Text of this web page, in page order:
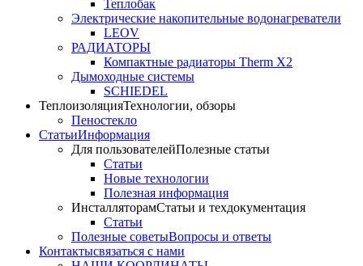
Теплобак
Электрические накопительные водонагреватели
LEOV
РАДИАТОРЫ
Компактные радиаторы Therm X2
Дымоходные системы
SCHIEDEL
ТеплоизоляцияТехнологии, обзоры
Пеностекло
СтатьиИнформация
Для пользователейПолезные статьи
Статьи
Новые технологии
Полезная информация
ИнсталляторамСтатьи и техдокументация
Статьи
Полезные советыВопросы и ответы
Контактысвязаться с нами